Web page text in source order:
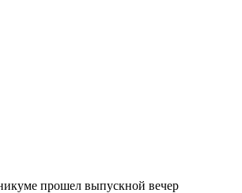
прошел выпускной вечер